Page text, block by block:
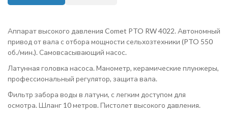
Аппарат высокого давления Comet PTO RW 4022. Автономный
привод от вала с отбора мощности сельхозтехники (PTO 550
об./мин.). Самовсасывающий насос.
Латунная головка насоса. Манометр, керамические плунжеры,
профессиональный регулятор, защита вала.
Фильтр забора воды в латуни, с легким доступом для
осмотра. Шланг 10 метров. Пистолет высокого давления.